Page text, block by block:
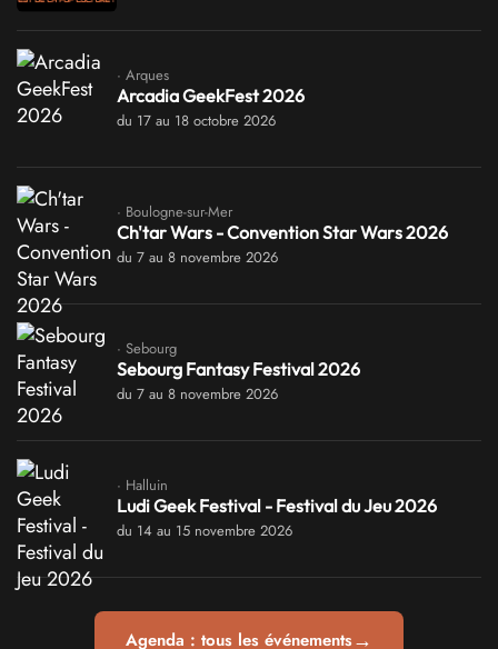
· Arques
Arcadia GeekFest 2026
du 17 au 18 octobre 2026
· Boulogne-sur-Mer
Ch'tar Wars - Convention Star Wars 2026
du 7 au 8 novembre 2026
· Sebourg
Sebourg Fantasy Festival 2026
du 7 au 8 novembre 2026
· Halluin
Ludi Geek Festival - Festival du Jeu 2026
du 14 au 15 novembre 2026
Agenda : tous les événements→